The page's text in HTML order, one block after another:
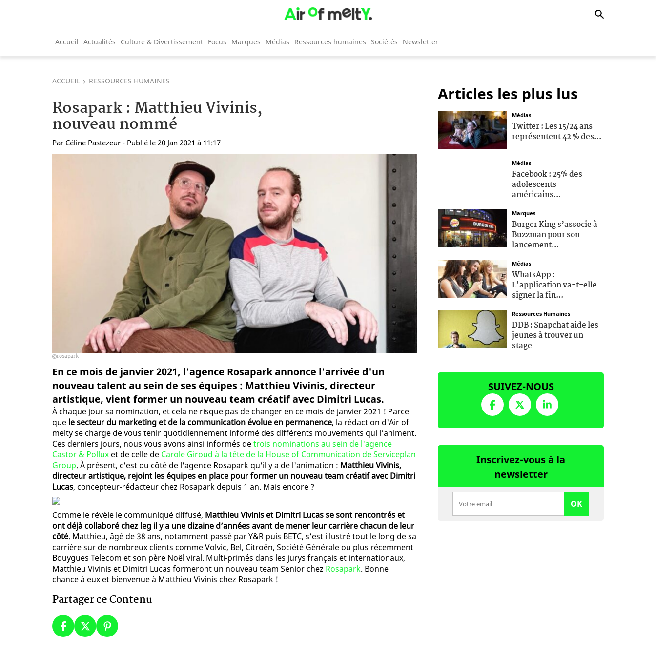
Accueil Actualités Culture & Divertissement Focus Marques Médias Ressources humaines Sociétés Newsletter
ACCUEIL RESSOURCES HUMAINES
Rosapark : Matthieu Vivinis,
nouveau nommé
Par Céline Pastezeur - Publié le 20 Jan 2021 à 11:17
rosapark
En ce mois de janvier 2021, l'agence Rosapark annonce l'arrivée d'un
nouveau talent au sein de ses équipes : Matthieu Vivinis, directeur
artistique, vient former un nouveau team créatif avec Dimitri Lucas.
À chaque jour sa nomination, et cela ne risque pas de changer en ce mois de janvier 2021 ! Parce
que le secteur du marketing et de la communication évolue en permanence, la rédaction d'Air of
melty se charge de vous tenir quotidiennement informé des différents mouvements qui l'animent.
Ces derniers jours, nous vous avons ainsi informés detrois nominations au sein de l'agence
Castor & Pollux et de celle de Carole Giroud à la tête de la House of Communication de Serviceplan
Group. À présent, c'est du côté de l'agence Rosapark qu'il y a de l'animation : Matthieu Vivinis,
directeur artistique, rejoint les équipes en place pour former un nouveau team créatif avec Dimitri
Lucas, concepteur-rédacteur chez Rosapark depuis 1 an. Mais encore ?
Comme le révèle le communiqué diffusé, Matthieu Vivinis et Dimitri Lucas se sont rencontrés et
ont déjà collaboré chez leg il y a une dizaine d’années avant de mener leur carrière chacun de leur
côté. Matthieu, âgé de 38 ans, notamment passé par Y&R puis BETC, s’est illustré tout le long de sa
carrière sur de nombreux clients comme Volvic, Bel, Citroën, Société Générale ou plus récemment
Bouygues Telecom et son père Noël viral. Multi-primés dans les jurys français et internationaux,
Matthieu Vivinis et Dimitri Lucas formeront un nouveau team Senior chez Rosapark. Bonne
chance à eux et bienvenue à Matthieu Vivinis chez Rosapark !
Partager ce Contenu
Articles les plus lus
Médias
Twitter : Les 15/24 ans
représentent 42 % des...
Médias
Facebook : 25% des
adolescents
américains...
Marques
Burger King s’associe à
Buzzman pour son
lancement...
Médias
WhatsApp :
L'application va-t-elle
signer la fin...
Ressources Humaines
DDB : Snapchat aide les
jeunes à trouver un
stage
SUIVEZ-NOUS
Inscrivez-vous à la
newsletter
OK